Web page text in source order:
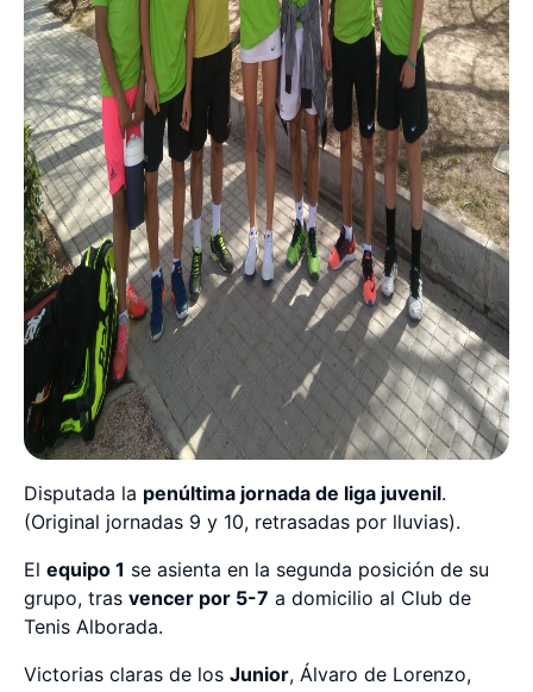
Disputada la penúltima jornada de liga juvenil.
(Original jornadas 9 y 10, retrasadas por lluvias).
El equipo 1 se asienta en la segunda posición de su
grupo, tras vencer por 5-7 a domicilio al Club de
Tenis Alborada.
Victorias claras de los Junior, Álvaro de Lorenzo,